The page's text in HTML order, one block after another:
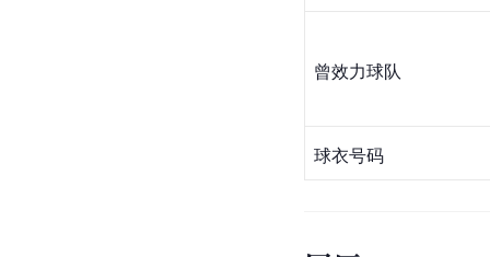
曾效力球队
球衣号码